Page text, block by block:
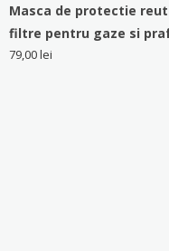
Masca de protectie
filtre pentru gaze si
79,00lei